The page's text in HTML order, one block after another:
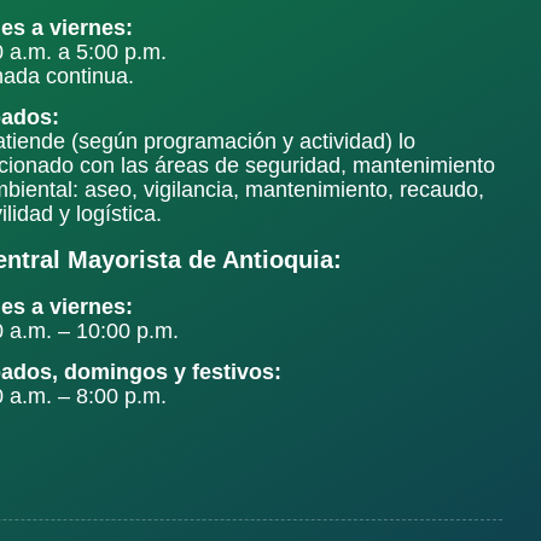
a viernes:
a.m. a 5:00 p.m.
continua.
(según programación y actividad) lo
con las áreas de seguridad, mantenimiento
aseo, vigilancia, mantenimiento, recaudo,
y logística.
Mayorista de Antioquia:
a viernes:
a.m. – 10:00 p.m.
domingos y festivos:
a.m. – 8:00 p.m.